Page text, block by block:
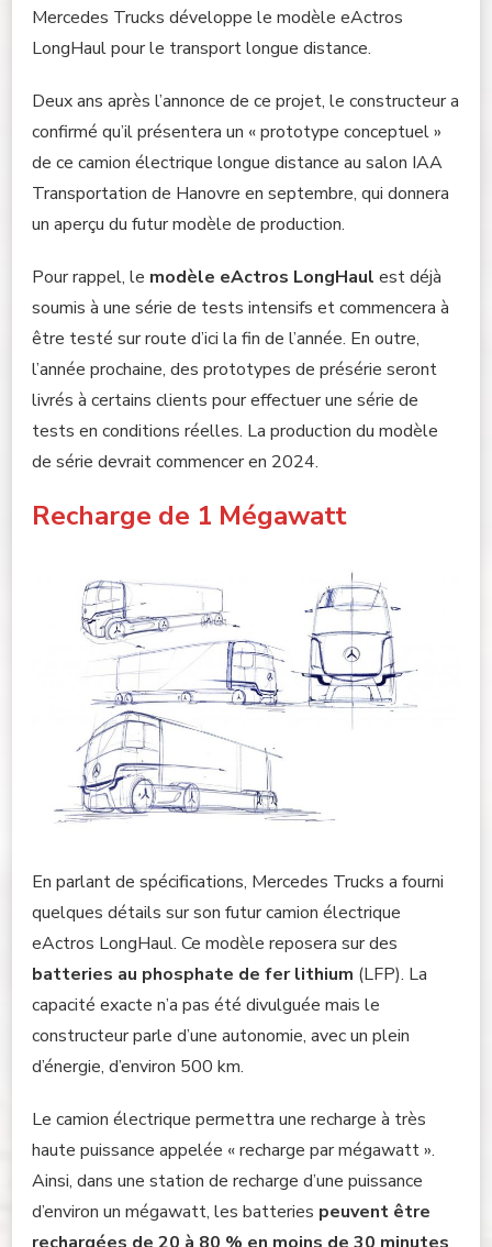
Mercedes Trucks développe le modèle eActros
LongHaul pour le transport longue distance.
Deux ans après l’annonce de ce projet, le constructeur a
confirmé qu’il présentera un « prototype conceptuel »
de ce camion électrique longue distance au salon IAA
Transportation de Hanovre en septembre, qui donnera
un aperçu du futur modèle de production.
Pour rappel, le modèle eActros LongHaul est déjà
soumis à une série de tests intensifs et commencera à
être testé sur route d’ici la fin de l’année. En outre,
l’année prochaine, des prototypes de présérie seront
livrés à certains clients pour effectuer une série de
tests en conditions réelles. La production du modèle
de série devrait commencer en 2024.
Recharge de 1 Mégawatt
En parlant de spécifications, Mercedes Trucks a fourni
quelques détails sur son futur camion électrique
eActros LongHaul. Ce modèle reposera sur des
batteries au phosphate de fer lithium (LFP). La
capacité exacte n’a pas été divulguée mais le
constructeur parle d’une autonomie, avec un plein
d’énergie, d’environ 500 km.
Le camion électrique permettra une recharge à très
haute puissance appelée « recharge par mégawatt ».
Ainsi, dans une station de recharge d’une puissance
d’environ un mégawatt, les batteries peuvent être